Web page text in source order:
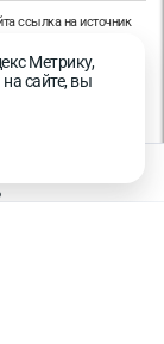
ссылка на источник
сайтом cookies и
сайта, проведения
и предоставления
и интересов.
технологии —
Метрику,
сайте, вы